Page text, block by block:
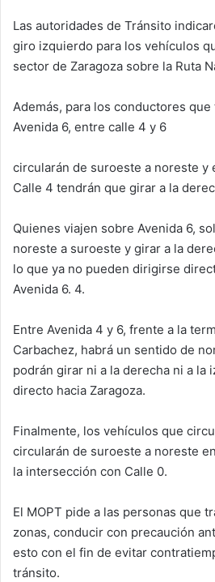
Las autoridades de Tránsito
giro izquierdo para los vehículos
sector de Zaragoza sobre la Ruta
Además, para los conductores
Avenida 6, entre calle 4 y 6
circularán de suroeste a noreste y
Calle 4 tendrán que girar a la
Quienes viajen sobre Avenida 6,
noreste a suroeste y girar a la
lo que ya no pueden dirigirse
Avenida 6. 4.
Entre Avenida 4 y 6, frente a la
Carbachez, habrá un sentido de
podrán girar ni a la derecha ni a la
directo hacia Zaragoza.
Finalmente, los vehículos que
circularán de suroeste a noreste
la intersección con Calle 0.
El MOPT pide a las personas que
zonas, conducir con precaución
esto con el fin de evitar
tránsito.